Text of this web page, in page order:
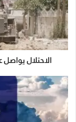
الاحتلال